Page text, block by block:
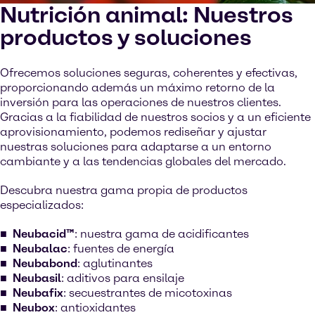
Nutrición animal: Nuestros
productos y soluciones
Ofrecemos soluciones seguras, coherentes y efectivas,
proporcionando además un máximo retorno de la
inversión para las operaciones de nuestros clientes.
Gracias a la fiabilidad de nuestros socios y a un eficiente
aprovisionamiento, podemos rediseñar y ajustar
nuestras soluciones para adaptarse a un entorno
cambiante y a las tendencias globales del mercado.
Descubra nuestra gama propia de productos
especializados:
Neubacid™: nuestra gama de acidificantes
Neubalac: fuentes de energía
Neubabond: aglutinantes
Neubasil: aditivos para ensilaje
Neubafix: secuestrantes de micotoxinas
Neubox: antioxidantes